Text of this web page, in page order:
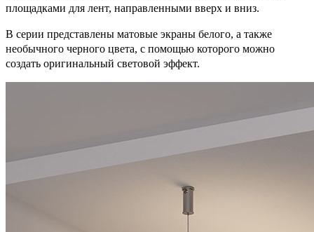
площадками для лент, направленными вверх и вниз.
В серии представлены матовые экраны белого, а также
необычного черного цвета, с помощью которого можно
создать оригинальный световой эффект.